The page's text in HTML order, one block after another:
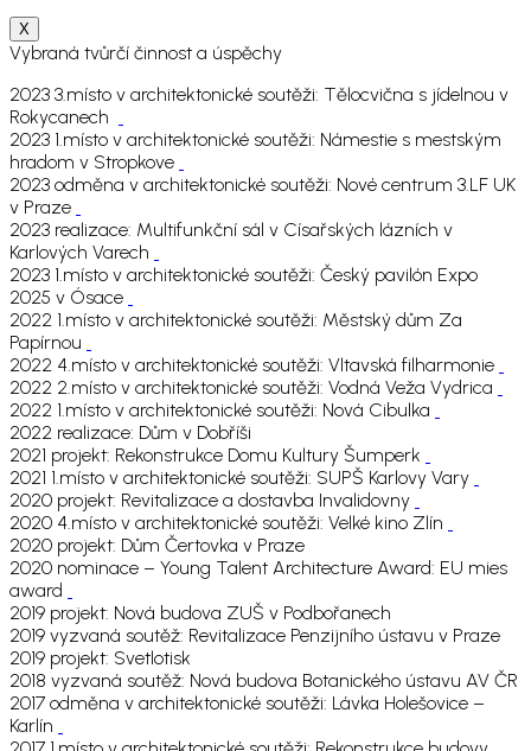
X
Vybraná tvůrčí činnost a úspěchy
2023 3.místo v architektonické soutěži: Tělocvična s jídelnou v
Rokycanech
2023 1.místo v architektonické soutěži: Námestie s mestským
hradom v Stropkove
2023 odměna v architektonické soutěži: Nové centrum 3.LF UK
v Praze
2023 realizace: Multifunkční sál v Císařských lázních v
Karlových Varech
2023 1.místo v architektonické soutěži: Český pavilón Expo
2025 v Ósace
2022 1.místo v architektonické soutěži: Městský dům Za
Papírnou
2022 4.místo v architektonické soutěži: Vltavská filharmonie
2022 2.místo v architektonické soutěži: Vodná Veža Vydrica
2022 1.místo v architektonické soutěži: Nová Cibulka
2022 realizace: Dům v Dobříši
2021 projekt: Rekonstrukce Domu Kultury Šumperk
2021 1.místo v architektonické soutěži: SUPŠ Karlovy Vary
2020 projekt: Revitalizace a dostavba Invalidovny
2020 4.místo v architektonické soutěži: Velké kino Zlín
2020 projekt: Dům Čertovka v Praze
2020 nominace – Young Talent Architecture Award: EU mies
award
2019 projekt: Nová budova ZUŠ v Podbořanech
2019 vyzvaná soutěž: Revitalizace Penzijního ústavu v Praze
2019 projekt: Svetlotisk
2018 vyzvaná soutěž: Nová budova Botanického ústavu AV ČR
2017 odměna v architektonické soutěži: Lávka Holešovice –
Karlín